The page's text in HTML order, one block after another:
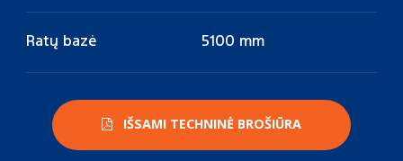
Ratų bazė 5100 mm
IŠSAMI TECHNINĖ BROŠIŪRA